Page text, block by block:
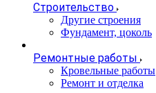
Строительство
Другие строения
Фундамент, цоколь
Ремонтные работы
Кровельные работы
Ремонт и отделка